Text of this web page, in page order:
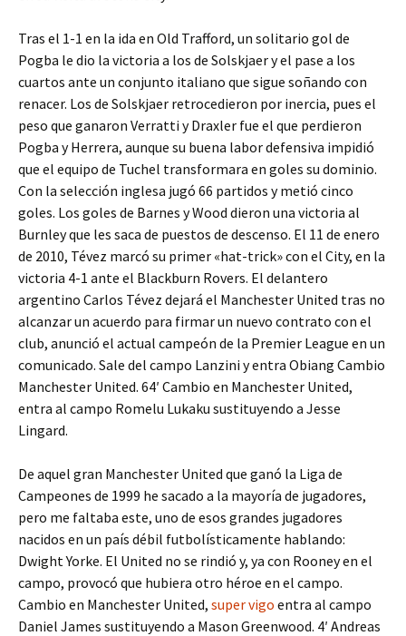
Tras el 1-1 en la ida en Old Trafford, un solitario gol de
Pogba le dio la victoria a los de Solskjaer y el pase a los
cuartos ante un conjunto italiano que sigue soñando con
renacer. Los de Solskjaer retrocedieron por inercia, pues el
peso que ganaron Verratti y Draxler fue el que perdieron
Pogba y Herrera, aunque su buena labor defensiva impidió
que el equipo de Tuchel transformara en goles su dominio.
Con la selección inglesa jugó 66 partidos y metió cinco
goles. Los goles de Barnes y Wood dieron una victoria al
Burnley que les saca de puestos de descenso. El 11 de enero
de 2010, Tévez marcó su primer «hat-trick» con el City, en la
victoria 4-1 ante el Blackburn Rovers. El delantero
argentino Carlos Tévez dejará el Manchester United tras no
alcanzar un acuerdo para firmar un nuevo contrato con el
club, anunció el actual campeón de la Premier League en un
comunicado. Sale del campo Lanzini y entra Obiang Cambio
Manchester United. 64′ Cambio en Manchester United,
entra al campo Romelu Lukaku sustituyendo a Jesse
Lingard.
De aquel gran Manchester United que ganó la Liga de
Campeones de 1999 he sacado a la mayoría de jugadores,
pero me faltaba este, uno de esos grandes jugadores
nacidos en un país débil futbolísticamente hablando:
Dwight Yorke. El United no se rindió y, ya con Rooney en el
campo, provocó que hubiera otro héroe en el campo.
Cambio en Manchester United, super vigo entra al campo
Daniel James sustituyendo a Mason Greenwood. 4′ Andreas